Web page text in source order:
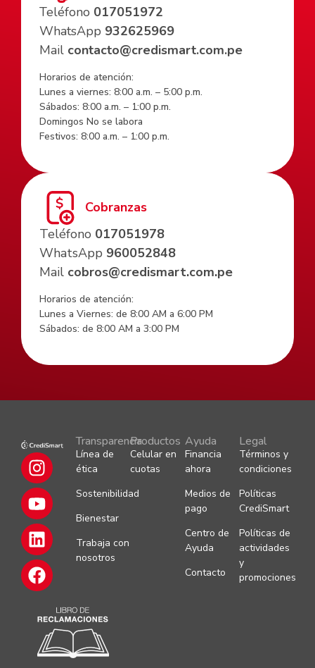
Teléfono 017051972
WhatsApp 932625969
Mail contacto@credismart.com.pe
Horarios de atención:
Lunes a viernes: 8:00 a.m. – 5:00 p.m.
Sábados: 8:00 a.m. – 1:00 p.m.
Domingos No se labora
Festivos: 8:00 a.m. – 1:00 p.m.
Cobranzas
Teléfono 017051978
WhatsApp 960052848
Mail cobros@credismart.com.pe
Horarios de atención:
Lunes a Viernes: de 8:00 AM a 6:00 PM
Sábados: de 8:00 AM a 3:00 PM
Transparencia
Línea de
ética
Sostenibilidad
Bienestar
Trabaja con
nosotros
Productos
Celular en
cuotas
Ayuda
Financia
ahora
Medios de
pago
Centro de
Ayuda
Contacto
Legal
Términos y
condiciones
Políticas
CrediSmart
Políticas de
actividades
y
promociones